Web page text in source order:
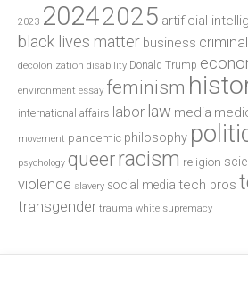
2023 20242025 artificial
black lives matter business
decolonization disability Donald Trump
environment essay feminism
international affairs labor law media
movement pandemic philosophy
psychology queerracism religion
violence slavery social media tech bros
transgender trauma white supremacy